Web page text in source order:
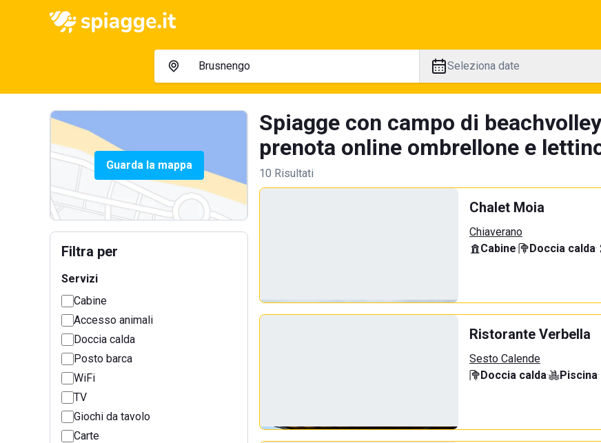
Seleziona date
Guarda la mappa
Filtra per
Servizi
Cabine
Accesso animali
Doccia calda
Posto barca
WiFi
TV
Giochi da tavolo
Carte
Spiagge con campo di
prenota online ombrellone e
10 Risultati
Chalet Moia
Chiaverano
Cabine· Doccia calda·
Ristorante Verbella
Sesto Calende
Doccia calda· Piscina·